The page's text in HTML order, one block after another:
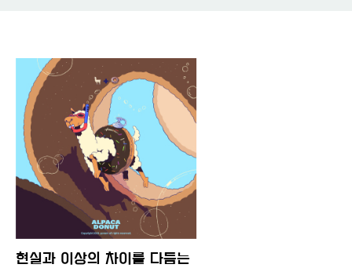
현실과 이상의 차이를 다듬는